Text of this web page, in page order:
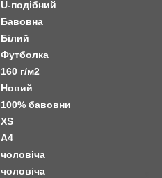
U-подібний
Бавовна
Білий
Футболка
160 г/м2
Новий
100% бавовни
XS
А4
чоловіча
чоловіча